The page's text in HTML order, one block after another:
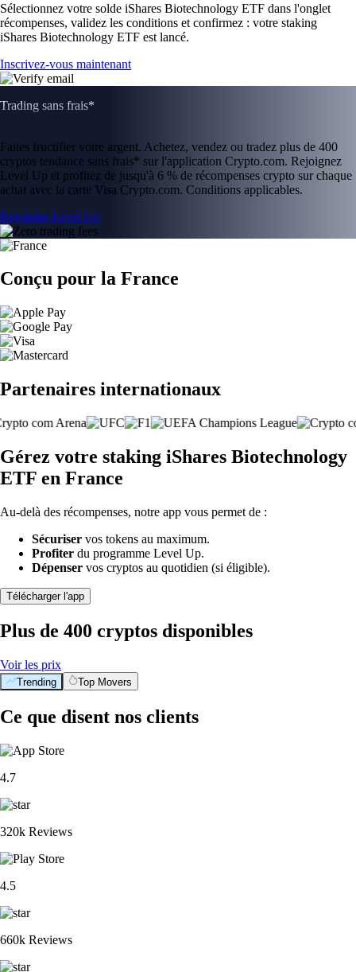
Sélectionnez votre solde iShares Biotechnology ETF dans l'onglet
récompenses, validez les conditions et confirmez : votre staking
iShares Biotechnology ETF est lancé.
Inscrivez-vous maintenant
Trading sans frais*
Faites fructifier votre argent. Achetez, vendez ou tradez plus de 400
cryptos tendance sans frais* sur l'application Crypto.com. Rejoignez
Level Up et profitez de jusqu'à 6 % de récompenses crypto sur chaque
achat avec la carte Visa Crypto.com. Conditions applicables.
Rejoindre Level Up
Conçu pour la France
Partenaires internationaux
Gérez votre staking iShares Biotechnology
ETF en France
Au-delà des récompenses, notre app vous permet de :
Sécuriser vos tokens au maximum.
Profiter du programme Level Up.
Dépenser vos cryptos au quotidien (si éligible).
Télécharger l'app
Plus de 400 cryptos disponibles
Voir les prix
Trending Top Movers
Ce que disent nos clients
4.7
320k Reviews
4.5
660k Reviews